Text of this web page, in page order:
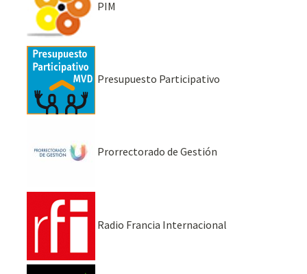
PIM
Presupuesto Participativo
Prorrectorado de Gestión
Radio Francia Internacional